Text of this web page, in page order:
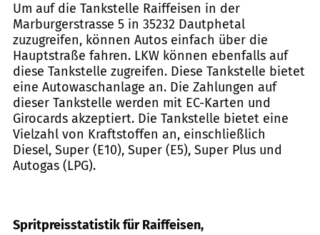
Um auf die Tankstelle Raiffeisen in der
Marburgerstrasse 5 in 35232 Dautphetal
zuzugreifen, können Autos einfach über die
Hauptstraße fahren. LKW können ebenfalls auf
diese Tankstelle zugreifen. Diese Tankstelle bietet
eine Autowaschanlage an. Die Zahlungen auf
dieser Tankstelle werden mit EC-Karten und
Girocards akzeptiert. Die Tankstelle bietet eine
Vielzahl von Kraftstoffen an, einschließlich
Diesel, Super (E10), Super (E5), Super Plus und
Autogas (LPG).
Spritpreisstatistik für Raiffeisen,